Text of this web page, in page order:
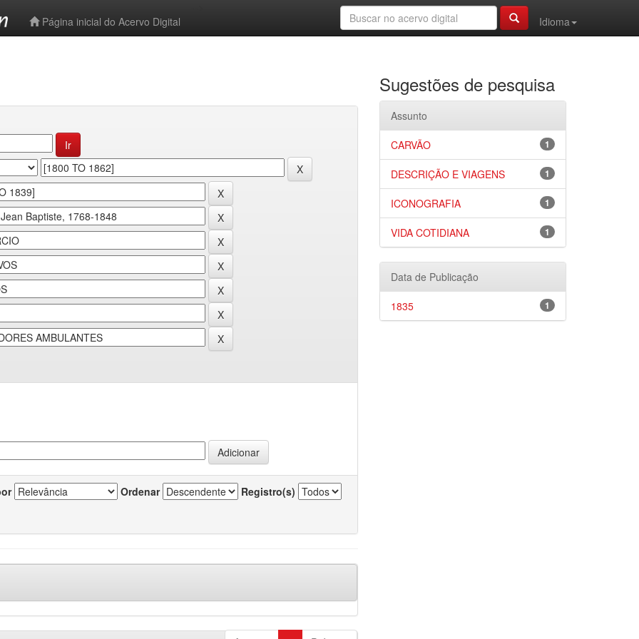
Página inicial do Acervo Digital
Idioma
Ordenar Registro(s)
Sugestões de pesquisa
Assunto
1
CARVÃO
1
DESCRIÇÃO E VIAGENS
1
ICONOGRAFIA
1
VIDA COTIDIANA
Data de Publicação
1
1835